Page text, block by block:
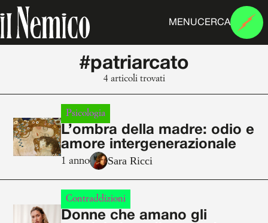
MENUCERCA
#patriarcato
4 articoli trovati
Psicologia
L’ombra della madre: odio e
amore intergenerazionale
1 anno Sara Ricci
Contraddizioni
Donne che amano gli